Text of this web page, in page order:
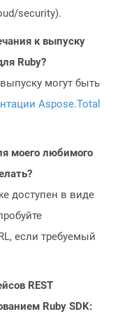
security).
к выпуску
Ruby?
могут быть
Aspose.Total
моего любимого
доступен в виде
если требуемый
REST
Ruby SDK: